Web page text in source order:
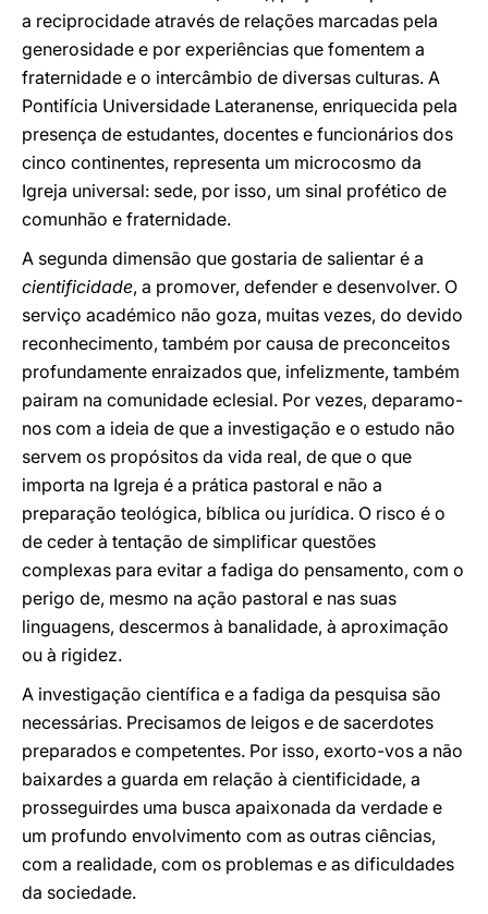
a reciprocidade através de relações marcadas pela
generosidade e por experiências que fomentem a
fraternidade e o intercâmbio de diversas culturas. A
Pontifícia Universidade Lateranense, enriquecida pela
presença de estudantes, docentes e funcionários dos
cinco continentes, representa um microcosmo da
Igreja universal: sede, por isso, um sinal profético de
comunhão e fraternidade.
A segunda dimensão que gostaria de salientar é a
cientificidade, a promover, defender e desenvolver. O
serviço académico não goza, muitas vezes, do devido
reconhecimento, também por causa de preconceitos
profundamente enraizados que, infelizmente, também
pairam na comunidade eclesial. Por vezes, deparamo-
nos com a ideia de que a investigação e o estudo não
servem os propósitos da vida real, de que o que
importa na Igreja é a prática pastoral e não a
preparação teológica, bíblica ou jurídica. O risco é o
de ceder à tentação de simplificar questões
complexas para evitar a fadiga do pensamento, com o
perigo de, mesmo na ação pastoral e nas suas
linguagens, descermos à banalidade, à aproximação
ou à rigidez.
A investigação científica e a fadiga da pesquisa são
necessárias. Precisamos de leigos e de sacerdotes
preparados e competentes. Por isso, exorto-vos a não
baixardes a guarda em relação à cientificidade, a
prosseguirdes uma busca apaixonada da verdade e
um profundo envolvimento com as outras ciências,
com a realidade, com os problemas e as dificuldades
da sociedade.